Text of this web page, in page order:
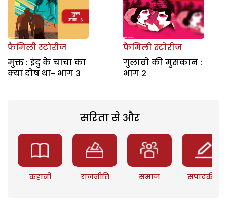
फैमिली स्टोरीज
मुक्त : इंदु के चाचा का
क्या दोष था- भाग 3
फैमिली स्टोरीज
गुलाबो की मुसकान :
भाग 2
सरिता से और
कहानी राजनीति समाज संपादकीय